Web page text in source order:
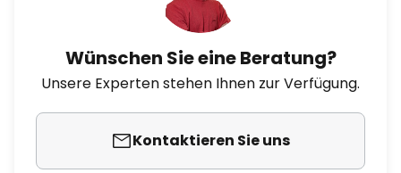
Wünschen Sie eine Beratung?
Unsere Experten stehen Ihnen zur Verfügung.
Kontaktieren Sie uns